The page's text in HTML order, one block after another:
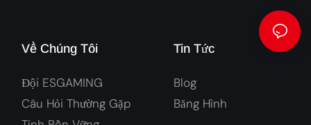
Về Chúng Tôi
Đội ESGAMING
Câu Hỏi Thường Gặp
Tin Tức
Blog
Băng Hình